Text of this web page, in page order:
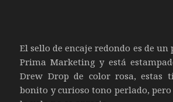
El sello de encaje redondo es de un
Prima Marketing y está
Drew Drop de color rosa, estas
bonito y curioso tono perlado,